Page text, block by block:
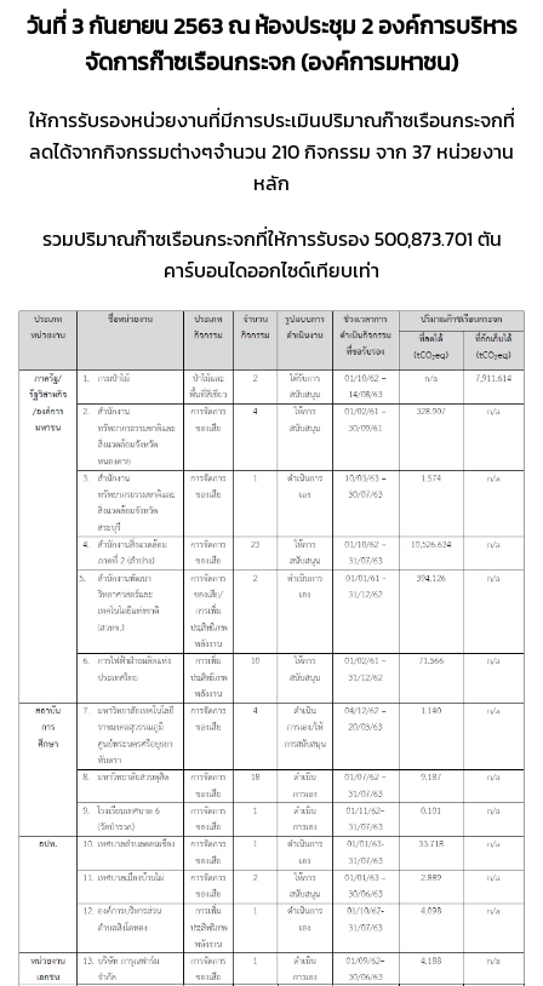
วันที่ 3 กันยายน 2563 ณ ห้องประชุม 2 องค์การบริหาร
จัดการก๊าซเรือนกระจก (องค์การมหาชน)
ให้การรับรองหน่วยงานที่มีการประเมินปริมาณก๊าซเรือนกระจกที่
ลดได้จากกิจกรรมต่างๆจำนวน 210 กิจกรรม จาก 37 หน่วยงาน
หลัก
รวมปริมาณก๊าซเรือนกระจกที่ให้การรับรอง 500,873.701 ตัน
คาร์บอนไดออกไซด์เทียบเท่า